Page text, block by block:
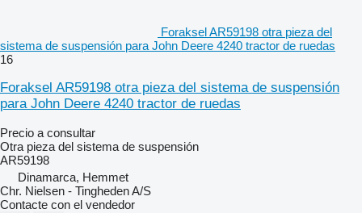
Foraksel AR59198 otra pieza del
sistema de suspensión para John Deere 4240 tractor de ruedas
16
Foraksel AR59198 otra pieza del sistema de suspensión
para John Deere 4240 tractor de ruedas
Precio a consultar
Otra pieza del sistema de suspensión
AR59198
Dinamarca, Hemmet
Chr. Nielsen - Tingheden A/S
Contacte con el vendedor